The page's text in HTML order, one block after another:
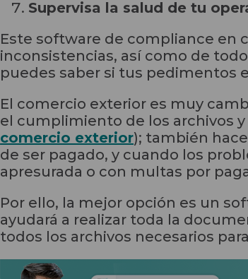
Supervisa la salud de tu
Este software de compliance en
inconsistencias, así como de
puedes saber si tus pedimentos
El comercio exterior es muy
el cumplimiento de los archivos
comercio exterior); también
de ser pagado, y cuando los
apresurada o con multas por
Por ello, la mejor opción es un
ayudará a realizar toda la
todos los archivos necesarios